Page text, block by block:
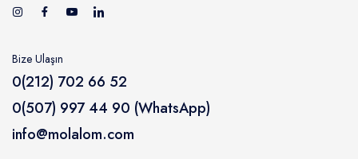
Bize Ulaşın
0(212) 702 66 52
0(507) 997 44 90 (WhatsApp)
info@molalom.com